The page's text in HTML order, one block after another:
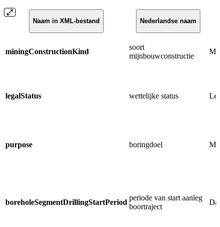
Naam in XML-bestand Nederlandse naam
miningConstructionKind
soort
mijnbouwconstructie
legalStatus wettelijke status
purpose boringdoel
boreholeSegmentDrillingStartPeriod
periode van start aanleg
boortraject